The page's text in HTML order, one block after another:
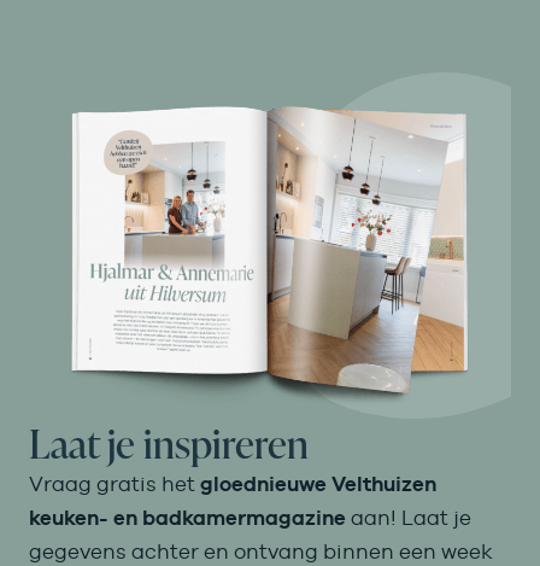
Laat je inspireren
Vraag gratis het gloednieuwe Velthuizen
keuken- en badkamermagazine aan! Laat je
gegevens achter en ontvang binnen een week